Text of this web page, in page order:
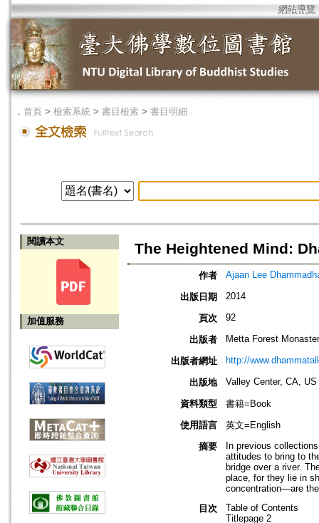
網站導覽
． 首頁 > 檢索系統 > 書目檢索 > 書目明細
閱讀本文
加值服務
The Heightened Mind:
作者 Ajaan Lee
出版日期 2014
頁次 92
出版者 Metta Forest
出版者網址 http://
出版地 Valley Center, CA, US
資料類型
書籍=Book
使用語言
英文=English
摘要
In previous
attitudes to bring to
bridge over a river.
place, for they lie in
concentration—are
目次
Table of Contents
Titlepage 2